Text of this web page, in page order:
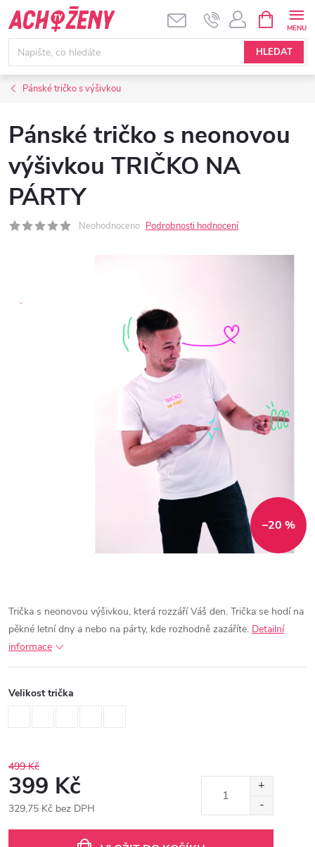
Přejít
na
obsah
HLEDAT
NÁKUPNÍ
KOŠÍK
Pánské tričko s výšivkou
Pánské tričko s neonovou
výšivkou TRIČKO NA
PÁRTY
Neohodnoceno Podrobnosti hodnocení
–20 %
Trička s neonovou výšivkou, která rozzáří Váš den. Trička se hodí na
pěkné letní dny a nebo na párty, kde rozhodně zazáříte. Detailní
informace
Velikost trička
499 Kč
399 Kč
329,75 Kč bez DPH